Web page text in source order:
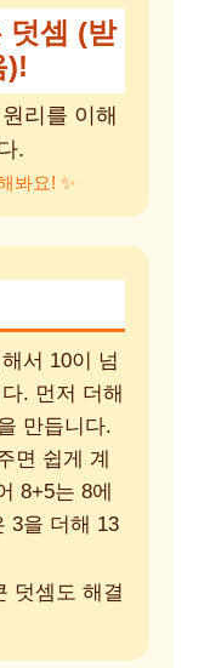
덧셈 (받
)!
리를 이해
.
봐요! ✨
서 10이 넘
. 먼저 더해
만듭니다.
면 쉽게 계
8+5는 8에
3을 더해 13
덧셈도 해결